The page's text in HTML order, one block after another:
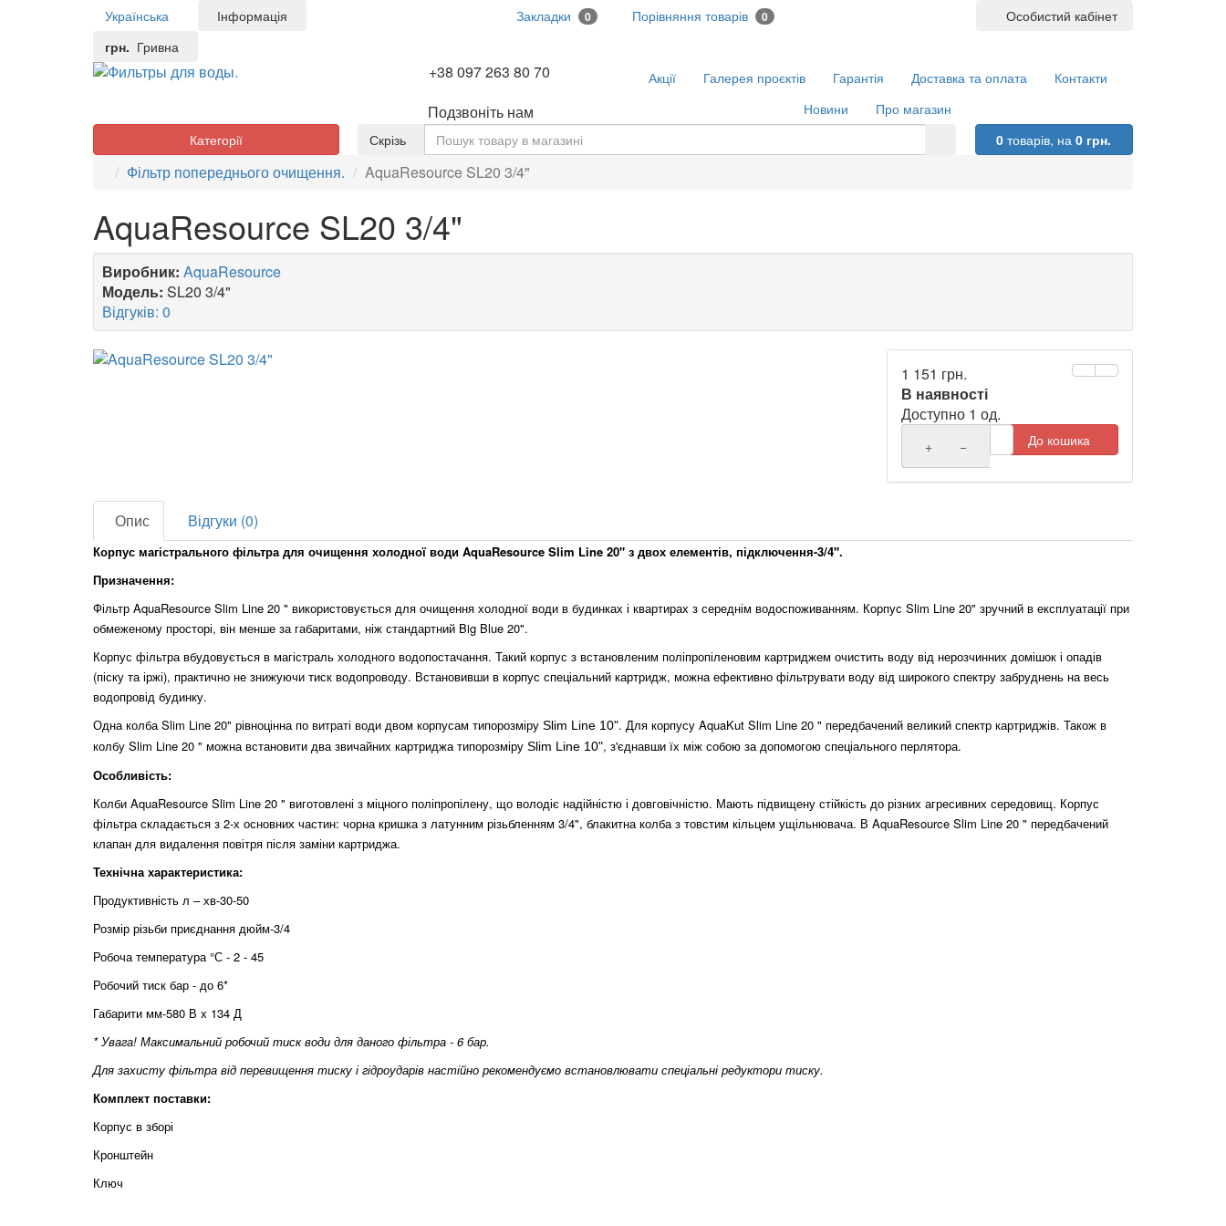
Українська
грн. Гривна
Особистий кабінет
Інформація Закладки 0 Порівняння товарів 0
+38 097 263 80 70
Подзвоніть нам
Акції Галерея проєктів Гарантія Доставка та оплата
Контакти
Новини
Про магазин
Скрізь
0 товарів, на0 грн.
Категорії
Фільтр попереднього очищення. AquaResource SL20 3/4"
AquaResource SL20 3/4"
Виробник: AquaResource
Модель: SL20 3/4"
Відгуків: 0
1 151 грн.
В наявності
Доступно 1 од.
+ − До кошика
Опис Відгуки (0)
Корпус магістрального фільтра для очищення холодної води AquaResource Slim Line 20" з двох елементів, підключення-3/4".
Призначення:
Фільтр AquaResource Slim Line 20 " використовується для очищення холодної води в будинках і квартирах з середнім водоспоживанням. Корпус Slim Line 20" зручний в експлуатації при
обмеженому просторі, він менше за габаритами, ніж стандартний Big Blue 20".
Корпус фільтра вбудовується в магістраль холодного водопостачання. Такий корпус з встановленим поліпропіленовим картриджем очистить воду від нерозчинних домішок і опадів
(піску та іржі), практично не знижуючи тиск водопроводу. Встановивши в корпус спеціальний картридж, можна ефективно фільтрувати воду від широкого спектру забруднень на весь
водопровід будинку.
Одна колбаSlim Line 20" рівноцінна по витраті води двом корпусам типорозміру Slim Line 10". Для корпусу AquaKut Slim Line 20 " передбачений великий спектр картриджів. Також в
колбу Slim Line 20 " можна встановити два звичайних картриджа типорозміру Slim Line 10", з'єднавши їх між собою за допомогою спеціального перлятора.
Особливість:
Колби AquaResource Slim Line 20 " виготовлені з міцного поліпропілену, що володіє надійністю і довговічністю. Мають підвищену стійкість до різних агресивних середовищ. Корпус
фільтра складається з 2-х основних частин: чорна кришка з латунним різьбленням 3/4", блакитна колба з товстим кільцем ущільнювача. В AquaResource Slim Line 20 " передбачений
клапан для видалення повітря після заміни картриджа.
Технічна характеристика:
Продуктивність л – хв-30-50
Розмір різьби приєднання дюйм-3/4
Робоча температура °С - 2 - 45
Робочий тиск бар - до 6*
Габарити мм-580 В х 134 Д
* Увага! Максимальний робочий тиск води для даного фільтра - 6 бар.
Для захисту фільтра від перевищення тиску і гідроударів настійно рекомендуємо встановлювати спеціальні редуктори тиску.
Комплект поставки:
Корпус в зборі
Кронштейн
Ключ